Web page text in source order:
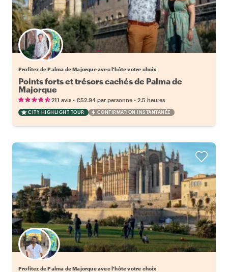
Choisissez votre local favori
Profitez de Palma de Majorque avec l'hôte votre choix
Points forts et trésors cachés de Palma de
Majorque
211 avis • €52.94 par personne • 2.5 heures
CITY HIGHLIGHT TOUR CONFIRMATION INSTANTANÉE
Choisissez votre local favori
Profitez de Palma de Majorque avec l'hôte votre choix